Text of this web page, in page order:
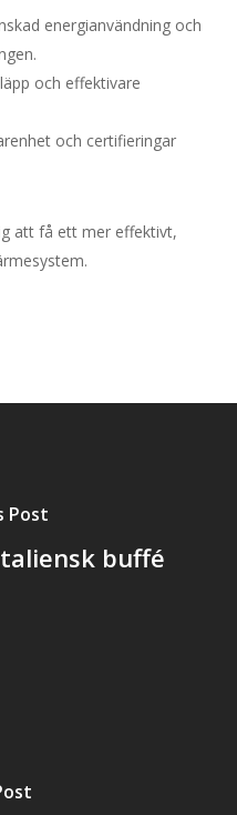
energianvändning och
och effektivare
och certifieringar
att få ett mer effektivt,
Post
buffé